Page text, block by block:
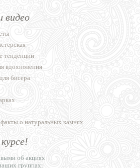
видео
тенденции
вдохновения
бисера
о натуральных камнях
об акциях
группах: